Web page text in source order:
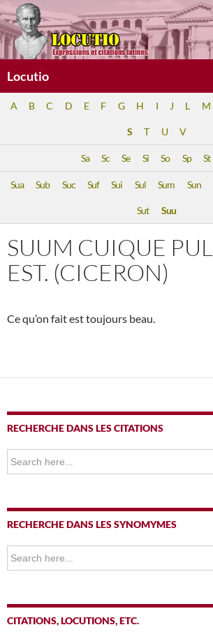
Aller
au
contenu
Locutio
A B C D E F G H I J L M
S T U V
Sa Sc Se Si So Sp St
Sua Sub Suc Suf Sui Sul Sum Sun
Sut Suu
SUUM CUIQUE
EST. (CICERON)
Ce qu’on fait est toujours beau.
RECHERCHE DANS LES CITATIONS
Search
for:
RECHERCHE DANS LES SYNOMYMES
Search
for:
CITATIONS, LOCUTIONS, ETC.